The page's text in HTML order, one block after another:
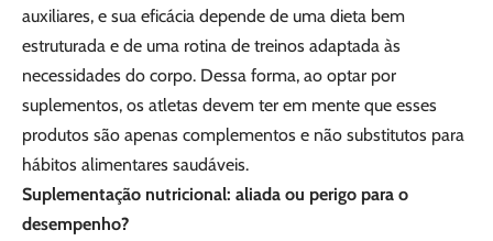
auxiliares, e sua eficácia depende de uma dieta bem
estruturada e de uma rotina de treinos adaptada às
necessidades do corpo. Dessa forma, ao optar por
suplementos, os atletas devem ter em mente que esses
produtos são apenas complementos e não substitutos para
hábitos alimentares saudáveis.
Suplementação nutricional: aliada ou perigo para o
desempenho?